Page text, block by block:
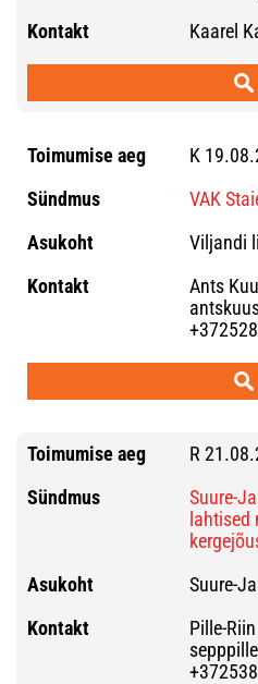
Kaarel
K
VAK
Viljandi
Ants
R
Suure-
Suure-
Pille-